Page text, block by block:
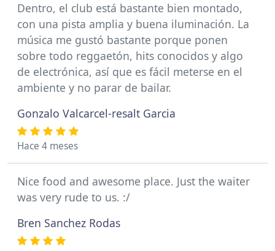
Dentro, el club está bastante bien montado,
con una pista amplia y buena iluminación. La
música me gustó bastante porque ponen
sobre todo reggaetón, hits conocidos y algo
de electrónica, así que es fácil meterse en el
ambiente y no parar de bailar.
Gonzalo Valcarcel-resalt Garcia
Hace 4 meses
Nice food and awesome place. Just the waiter
was very rude to us. :/
Bren Sanchez Rodas